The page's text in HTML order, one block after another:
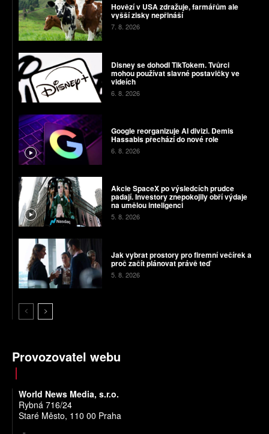
Hovězí v USA zdražuje, farmářům ale
vyšší zisky nepřináší
7. 8. 2026
Disney se dohodl TikTokem. Tvůrci
mohou používat slavné postavičky ve
videích
6. 8. 2026
Google reorganizuje AI divizi. Demis
Hassabis přechází do nové role
6. 8. 2026
Akcie SpaceX po výsledcích prudce
padají. Investory znepokojily obří výdaje
na umělou inteligenci
5. 8. 2026
Jak vybrat prostory pro firemní večírek a
proč začít plánovat právě teď
5. 8. 2026
Provozovatel webu
World News Media, s.r.o.
Rybná 716/24
Staré Město, 110 00 Praha